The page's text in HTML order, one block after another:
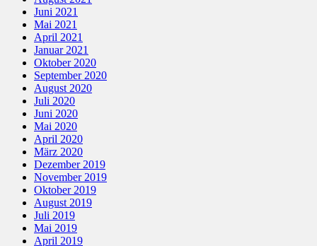
Juni 2021
Mai 2021
April 2021
Januar 2021
Oktober 2020
September 2020
August 2020
Juli 2020
Juni 2020
Mai 2020
April 2020
März 2020
Dezember 2019
November 2019
Oktober 2019
August 2019
Juli 2019
Mai 2019
April 2019